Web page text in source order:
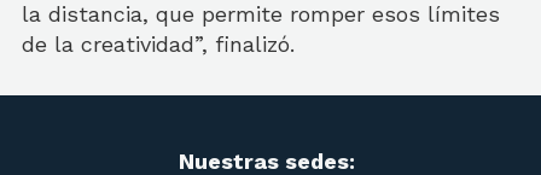
la distancia, que permite romper esos límites
de la creatividad”, finalizó.
Nuestras sedes: